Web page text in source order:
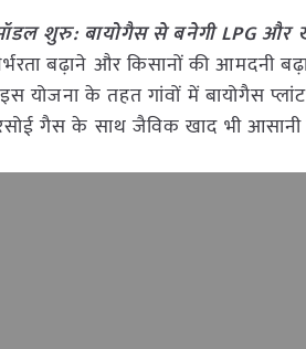
मॉडल शुरु: बायोगैस से बनेगी LPG और
बढ़ाने और किसानों की आमदनी
योजना के तहत गांवों में बायोगैस
गैस के साथ जैविक खाद भी